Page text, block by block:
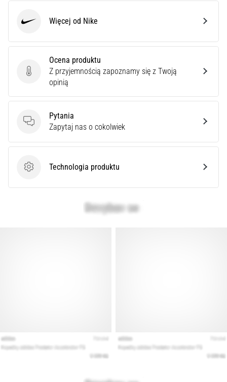
Ocena produktu
Ocena produktu
Z przyjemnością zapoznamy się z Twoją
opinią
Pytania
Pytania
Zapytaj nas o cokolwiek
Technologia produktu
Technologia produktu
Nike Więcej od Nike